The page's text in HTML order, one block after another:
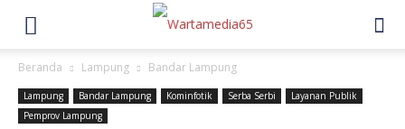
Beranda Lampung Bandar Lampung
Lampung Bandar Lampung Kominfotik Serba Serbi
Layanan Publik
Pemprov Lampung